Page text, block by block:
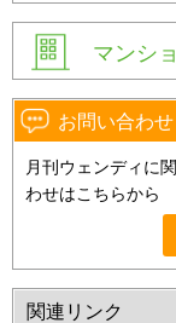
マンシ
お問い合わせ
月刊ウェンディに
わせはこちらから
関連リンク